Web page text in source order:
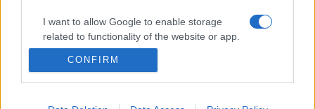
I want to allow Google to enable storage
related to functionality of the website or app.
I want to allow Google to enable storage
CONFIRM
10 érdekesség a 125 éve született Korda